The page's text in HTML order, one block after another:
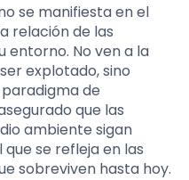
se manifiesta en el
relación de las
entorno. No ven a la
explotado, sino
de
que las
ambiente sigan
se refleja en las
sobreviven hasta hoy.